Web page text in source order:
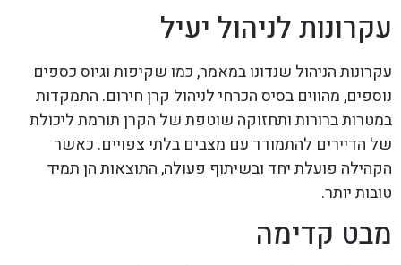
עקרונות לניהול יעיל
עקרונות הניהול שנדונו במאמר, כמו שקיפות וגיוס כספים
נוספים, מהווים בסיס הכרחי לניהול קרן חירום. התמקדות
במטרות ברורות ותחזוקה שוטפת של הקרן תורמת ליכולת
של הדיירים להתמודד עם מצבים בלתי צפויים. כאשר
הקהילה פועלת יחד ובשיתוף פעולה, התוצאות הן תמיד
טובות יותר.
מבט קדימה